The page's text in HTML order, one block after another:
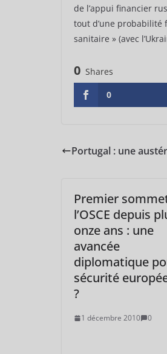
de l’appui financier
tout d’une probabilité
sanitaire » (avec
0 Shares
0
Portugal : une
Premier
l’OSCE depuis
onze ans : une
avancée
diplomatique
sécurité
?
1 décembre 2010 0